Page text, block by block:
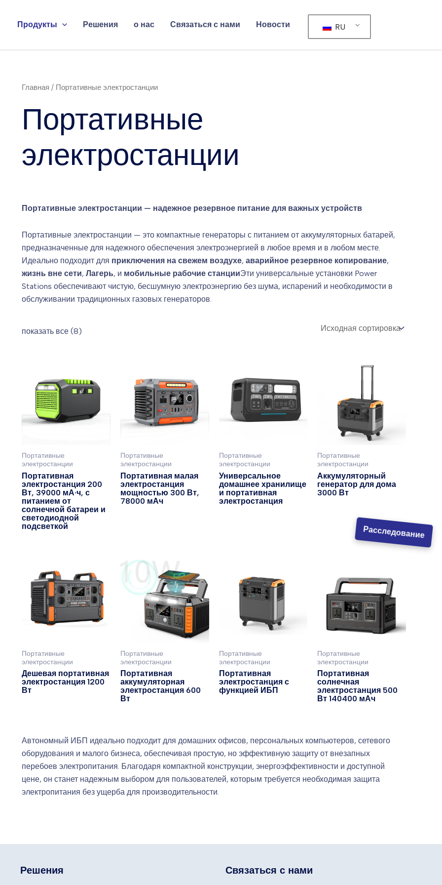
Продукты Решения о нас Связаться с нами Новости RU
Главная / Портативные электростанции
Портативные
электростанции
Портативные электростанции — надежное резервное питание для важных устройств
Портативные электростанции — это компактные генераторы с питанием от аккумуляторных батарей,
предназначенные для надежного обеспечения электроэнергией в любое время и в любом месте.
Идеально подходит для приключения на свежем воздухе, аварийное резервное копирование,
жизнь вне сети, Лагерь, и мобильные рабочие станцииЭти универсальные установки Power
Stations обеспечивают чистую, бесшумную электроэнергию без шума, испарений и необходимости в
обслуживании традиционных газовых генераторов.
показать все (8)
Портативные
электростанции
Портативная
электростанция 200
Вт, 39000 мА·ч, с
питанием от
солнечной батареи и
светодиодной
подсветкой
Портативные
электростанции
Портативная малая
электростанция
мощностью 300 Вт,
78000 мАч
Портативные
электростанции
Универсальное
домашнее хранилище
и портативная
электростанция
Портативные
электростанции
Аккумуляторный
генератор для дома
3000 Вт
Портативные
электростанции
Дешевая портативная
электростанция 1200
Вт
Портативные
электростанции
Портативная
аккумуляторная
электростанция 600
Вт
Портативные
электростанции
Портативная
электростанция с
функцией ИБП
Портативные
электростанции
Портативная
солнечная
электростанция 500
Вт 140400 мАч
Автономный ИБП идеально подходит для домашних офисов, персональных компьютеров, сетевого
оборудования и малого бизнеса, обеспечивая простую, но эффективную защиту от внезапных
перебоев электропитания. Благодаря компактной конструкции, энергоэффективности и доступной
цене, он станет надежным выбором для пользователей, которым требуется необходимая защита
электропитания без ущерба для производительности.
Решения Связаться с нами
Расследование